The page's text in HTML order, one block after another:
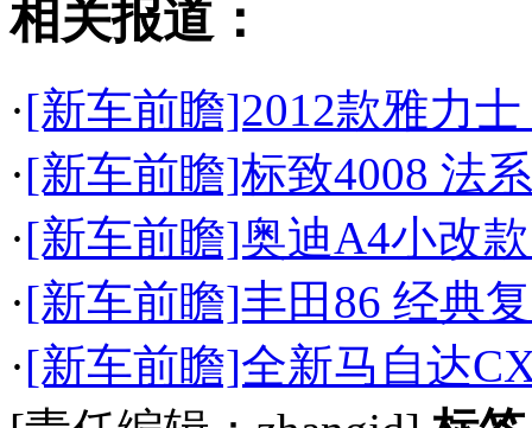
相关报道：
·[新车前瞻]2012款雅力
·[新车前瞻]标致4008 法
·[新车前瞻]奥迪A4小改
·[新车前瞻]丰田86 经典
·[新车前瞻]全新马自达